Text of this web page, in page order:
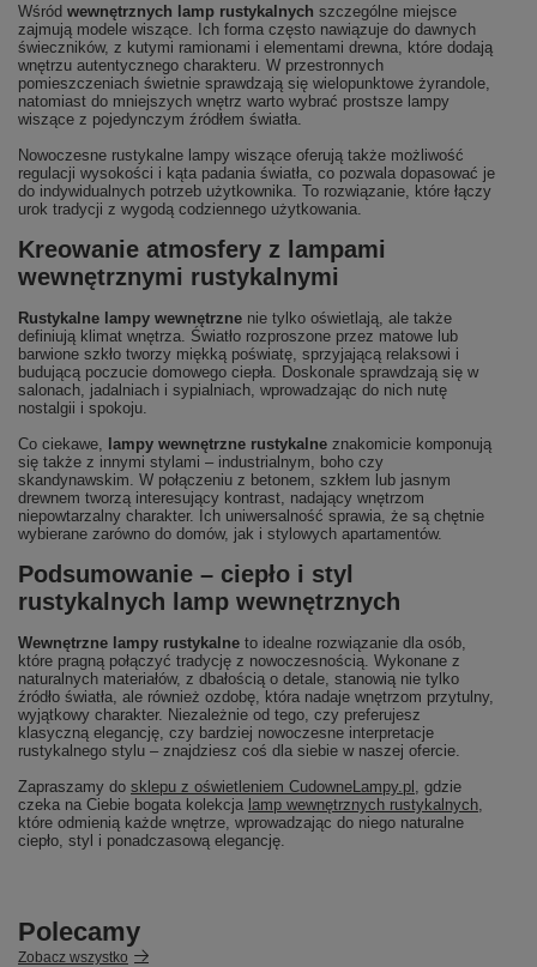
Wśród wewnętrznych lamp rustykalnych szczególne miejsce
zajmują modele wiszące. Ich forma często nawiązuje do dawnych
świeczników, z kutymi ramionami i elementami drewna, które dodają
wnętrzu autentycznego charakteru. W przestronnych
pomieszczeniach świetnie sprawdzają się wielopunktowe żyrandole,
natomiast do mniejszych wnętrz warto wybrać prostsze lampy
wiszące z pojedynczym źródłem światła.
Nowoczesne rustykalne lampy wiszące oferują także możliwość
regulacji wysokości i kąta padania światła, co pozwala dopasować je
do indywidualnych potrzeb użytkownika. To rozwiązanie, które łączy
urok tradycji z wygodą codziennego użytkowania.
Kreowanie atmosfery z lampami
wewnętrznymi rustykalnymi
Rustykalne lampy wewnętrzne nie tylko oświetlają, ale także
definiują klimat wnętrza. Światło rozproszone przez matowe lub
barwione szkło tworzy miękką poświatę, sprzyjającą relaksowi i
budującą poczucie domowego ciepła. Doskonale sprawdzają się w
salonach, jadalniach i sypialniach, wprowadzając do nich nutę
nostalgii i spokoju.
Co ciekawe,
lampy wewnętrzne rustykalne znakomicie komponują
się także z innymi stylami – industrialnym, boho czy
skandynawskim. W połączeniu z betonem, szkłem lub jasnym
drewnem tworzą interesujący kontrast, nadający wnętrzom
niepowtarzalny charakter. Ich uniwersalność sprawia, że są chętnie
wybierane zarówno do domów, jak i stylowych apartamentów.
Podsumowanie – ciepło i styl
rustykalnych lamp wewnętrznych
Wewnętrzne lampy rustykalne to idealne rozwiązanie dla osób,
które pragną połączyć tradycję z nowoczesnością. Wykonane z
naturalnych materiałów, z dbałością o detale, stanowią nie tylko
źródło światła, ale również ozdobę, która nadaje wnętrzom przytulny,
wyjątkowy charakter. Niezależnie od tego, czy preferujesz
klasyczną elegancję, czy bardziej nowoczesne interpretacje
rustykalnego stylu – znajdziesz coś dla siebie w naszej ofercie.
Zapraszamy do sklepu z oświetleniem CudowneLampy.pl
, gdzie
czeka na Ciebie bogata kolekcja lamp wewnętrznych rustykalnych
które odmienią każde wnętrze, wprowadzając do niego naturalne
ciepło, styl i ponadczasową elegancję.
Polecamy
Zobacz wszystko